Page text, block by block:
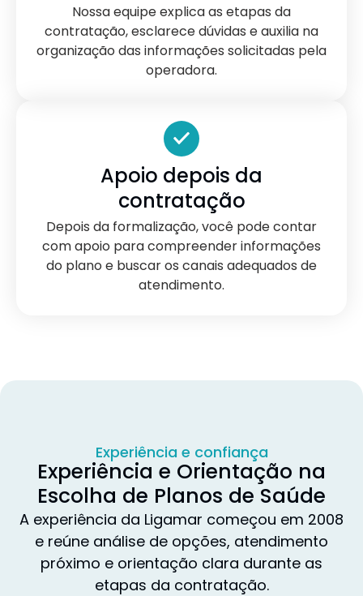
Nossa equipe explica as etapas da
contratação, esclarece dúvidas e auxilia na
organização das informações solicitadas pela
operadora.
Apoio depois da
contratação
Depois da formalização, você pode contar
com apoio para compreender informações
do plano e buscar os canais adequados de
atendimento.
Experiência e confiança
Experiência e Orientação na
Escolha de Planos de Saúde
A experiência da Ligamar começou em 2008
e reúne análise de opções, atendimento
próximo e orientação clara durante as
etapas da contratação.